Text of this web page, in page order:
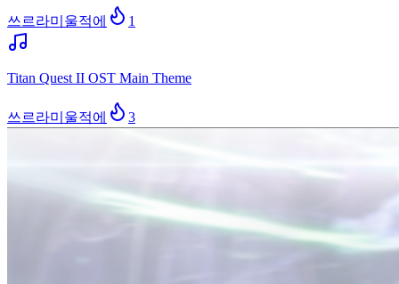
쓰르라미울적에 1
Titan Quest II OST Main Theme
쓰르라미울적에 3